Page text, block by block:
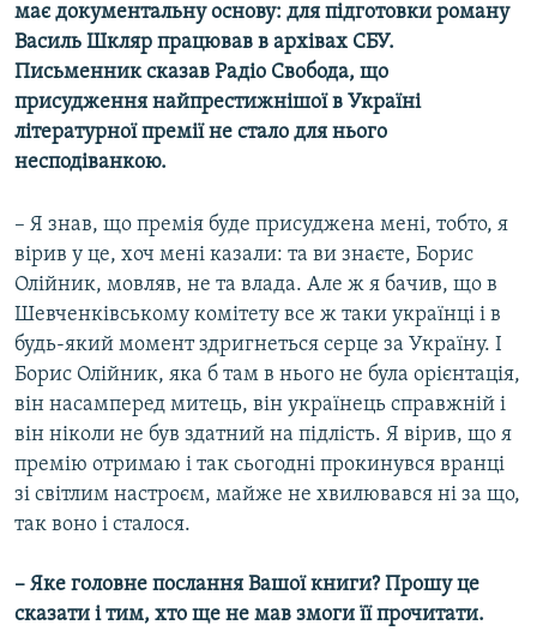
має документальну основу: для підготовки роману
Василь Шкляр працював в архівах СБУ.
Письменник сказав Радіо Свобода, що
присудження найпрестижнішої в Україні
літературної премії не стало для нього
несподіванкою.
– Я знав, що премія буде присуджена мені, тобто, я
вірив у це, хоч мені казали: та ви знаєте, Борис
Олійник, мовляв, не та влада. Але ж я бачив, що в
Шевченківському комітету все ж таки українці і в
будь-який момент здригнеться серце за Україну. І
Борис Олійник, яка б там в нього не була орієнтація,
він насамперед митець, він українець справжній і
він ніколи не був здатний на підлість. Я вірив, що я
премію отримаю і так сьогодні прокинувся вранці
зі світлим настроєм, майже не хвилювався ні за що,
так воно і сталося.
– Яке головне послання Вашої книги? Прошу це
сказати і тим, хто ще не мав змоги її прочитати.